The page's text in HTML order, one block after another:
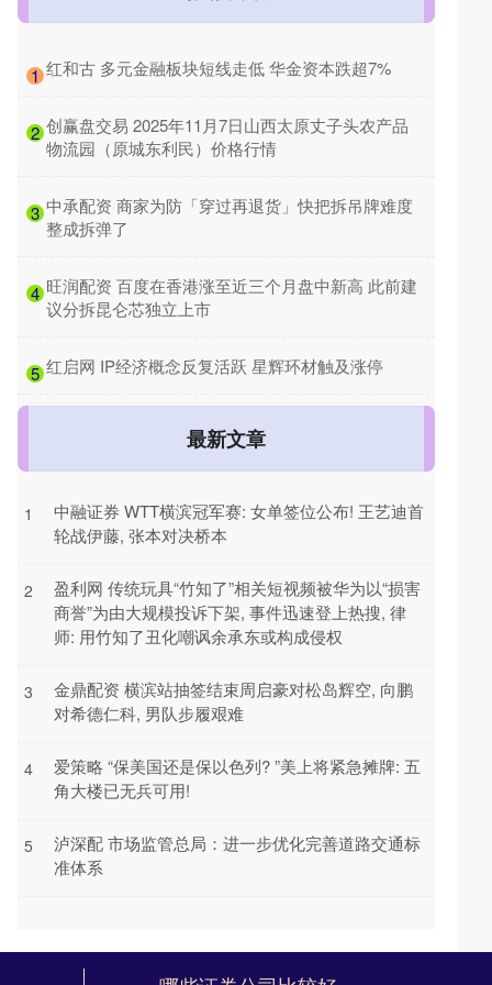
1 ​红和古 多元金融板块短线走低 华金资本跌超7%
2 ​创赢盘交易 2025年11月7日山西太原丈子头农产品
物流园（原城东利民）价格行情
3 ​中承配资 商家为防「穿过再退货」快把拆吊牌难度
整成拆弹了
4 ​旺润配资 百度在香港涨至近三个月盘中新高 此前建
议分拆昆仑芯独立上市
5 ​红启网 IP经济概念反复活跃 星辉环材触及涨停
最新文章
1
中融证券 WTT横滨冠军赛: 女单签位公布! 王艺迪首
轮战伊藤, 张本对决桥本
2
盈利网 传统玩具“竹知了”相关短视频被华为以“损害
商誉”为由大规模投诉下架, 事件迅速登上热搜, 律
师: 用竹知了丑化嘲讽余承东或构成侵权
3
金鼎配资 横滨站抽签结束周启豪对松岛辉空, 向鹏
对希德仁科, 男队步履艰难
4
爱策略 “保美国还是保以色列? ”美上将紧急摊牌: 五
角大楼已无兵可用!
5
泸深配 市场监管总局：进一步优化完善道路交通标
准体系